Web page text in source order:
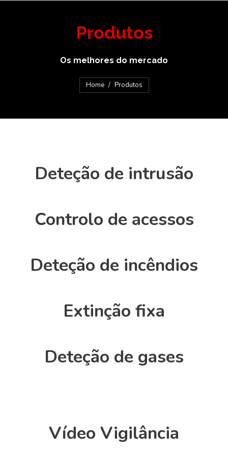
Produtos
Os melhores do mercado
You are here:
Home Produtos
Deteção de intrusão
Controlo de acessos
Deteção de incêndios
Extinção fixa
Deteção de gases
Vídeo Vigilância